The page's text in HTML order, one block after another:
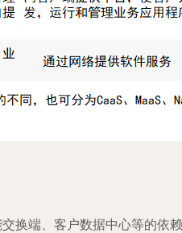
换端、客户数据中心等的依赖